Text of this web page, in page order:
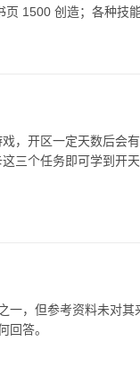
1500 创造；各种技能
，开区一定天数后会
三个任务即可学到开
一，但参考资料未对其
回答。